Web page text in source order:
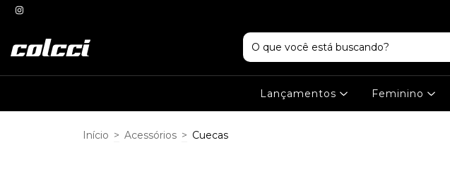
Lançamentos Feminino
Início > Acessórios > Cuecas